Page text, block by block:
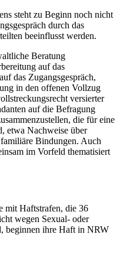
steht zu Beginn noch nicht
durch das
beeinflusst werden.
Beratung
auf das
das Zugangsgespräch,
in den offenen Vollzug
versierter
auf die Befragung
die für eine
etwa Nachweise über
Bindungen. Auch
im Vorfeld thematisiert
mit Haftstrafen, die 36
wegen Sexual- oder
beginnen ihre Haft in NRW